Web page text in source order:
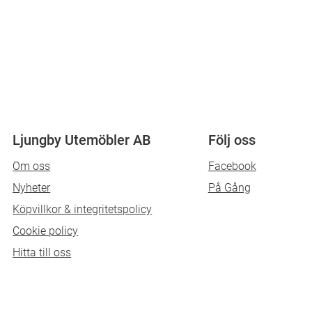
Ljungby Utemöbler AB
Om oss
Nyheter
Köpvillkor & integritetspolicy
Cookie policy
Hitta till oss
Följ oss
Facebook
På Gång